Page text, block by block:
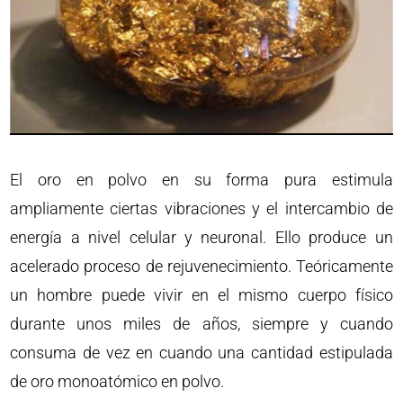
El oro en polvo en su forma pura estimula
ampliamente ciertas vibraciones y el intercambio de
energía a nivel celular y neuronal. Ello produce un
acelerado proceso de rejuvenecimiento. Teóricamente
un hombre puede vivir en el mismo cuerpo físico
durante unos miles de años, siempre y cuando
consuma de vez en cuando una cantidad estipulada
de oro monoatómico en polvo.